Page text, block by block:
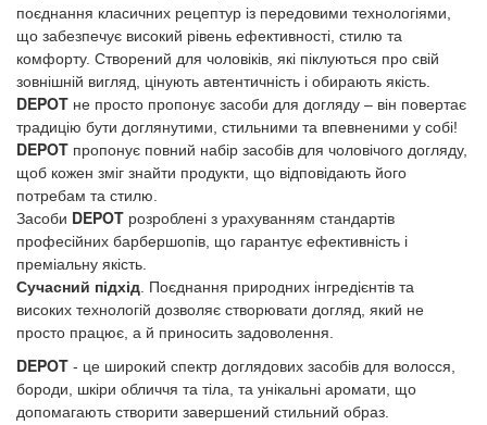
поєднання класичних рецептур із передовими технологіями,
що забезпечує високий рівень ефективності, стилю та
комфорту. Створений для чоловіків, які піклуються про свій
зовнішній вигляд, цінують автентичність і обирають якість.
DEPOT не просто пропонує засоби для догляду – він повертає
традицію бути доглянутими, стильними та впевненими у собі!
DEPOT пропонує повний набір засобів для чоловічого догляду,
щоб кожен зміг знайти продукти, що відповідають його
потребам та стилю.
Засоби DEPOT розроблені з урахуванням стандартів
професійних барбершопів, що гарантує ефективність і
преміальну якість.
Сучасний підхід . Поєднання природних інгредієнтів та
високих технологій дозволяє створювати догляд, який не
просто працює, а й приносить задоволення.
DEPOT - це широкий спектр доглядових засобів для волосся,
бороди, шкіри обличчя та тіла, та унікальні аромати, що
допомагають створити завершений стильний образ.